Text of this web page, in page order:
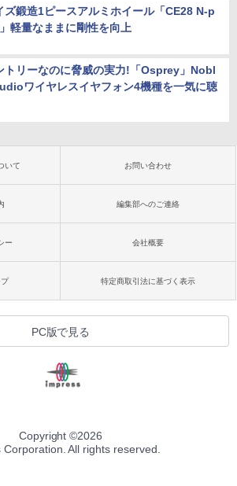
ズ鍛造1ピースアルミホイール「CE28 N-p
軽量なままに剛性を向上
トリーなのに脅威の実力!「Osprey」Nobl
ワイヤレスイヤフォン4機種を一気に聴
いて お問い合わせ
編集部へのご連絡
ー 会社概要
特定商取引法に基づく表示
PC版で見る
Copyright ©2026
Corporation. All rights reserved.